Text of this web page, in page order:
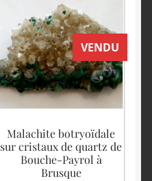
VENDU
Malachite botryoïdale
sur cristaux de quartz de
Bouche-Payrol à
Brusque